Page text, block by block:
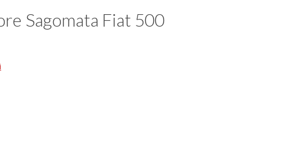
Sagomata Fiat 500